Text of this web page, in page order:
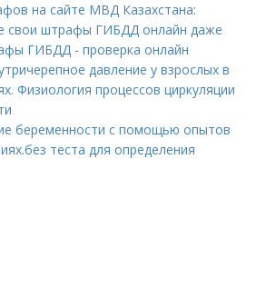
на сайте МВД Казахстана:
свои штрафы ГИБДД онлайн даже
ГИБДД - проверка онлайн
давление у взрослых в
Физиология процессов циркуляции
беременности с помощью опытов
теста для определения